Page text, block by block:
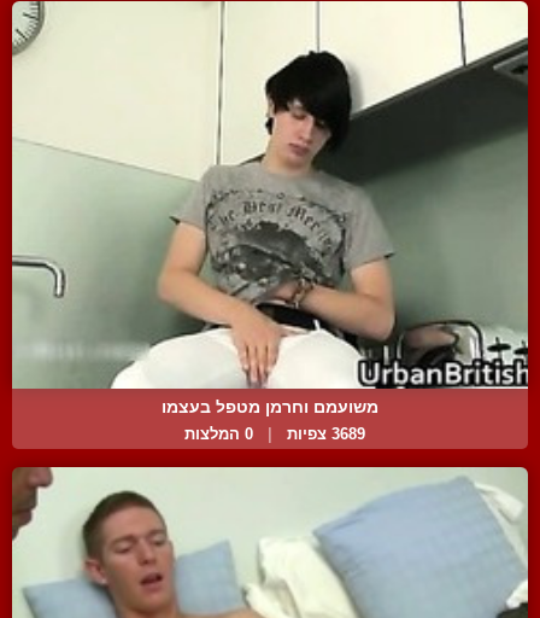
משועמם וחרמן מטפל בעצמו
3689 צפיות | 0 המלצות